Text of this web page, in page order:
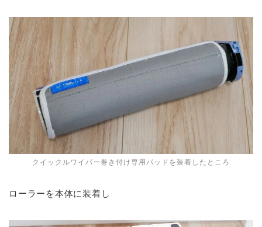
クイックルワイパー巻き付け専用パッドを装着したところ
ローラーを本体に装着し